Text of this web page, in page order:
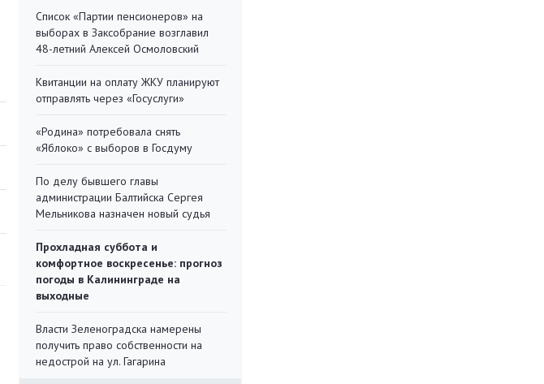
Список «Партии пенсионеров» на
выборах в Заксобрание возглавил
48-летний Алексей Осмоловский
Квитанции на оплату ЖКУ планируют
отправлять через «Госуслуги»
«Родина» потребовала снять
«Яблоко» с выборов в Госдуму
По делу бывшего главы
администрации Балтийска Сергея
Мельникова назначен новый судья
Прохладная суббота и
комфортное воскресенье: прогноз
погоды в Калининграде на
выходные
Власти Зеленоградска намерены
получить право собственности на
недострой на ул. Гагарина